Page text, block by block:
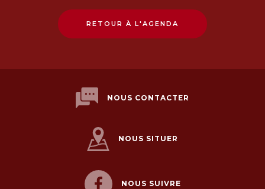
RETOUR À L'AGENDA
NOUS CONTACTER
NOUS SITUER
NOUS SUIVRE